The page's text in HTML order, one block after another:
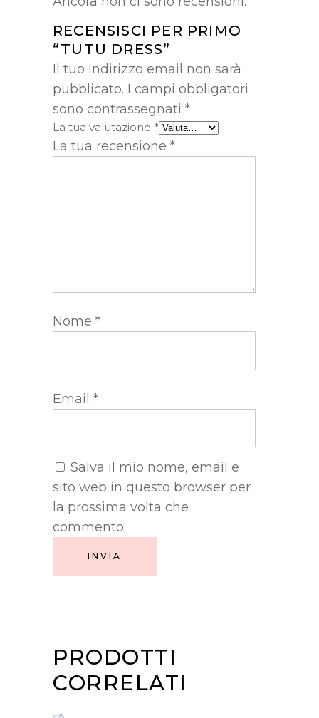
RECENSISCI PER PRIMO
“TUTU DRESS”
Il tuo indirizzo email non sarà
pubblicato. I campi obbligatori
sono contrassegnati *
La tua valutazione *
La tua recensione *
Nome *
Email *
Salva il mio nome, email e
sito web in questo browser per
la prossima volta che
commento.
PRODOTTI
CORRELATI